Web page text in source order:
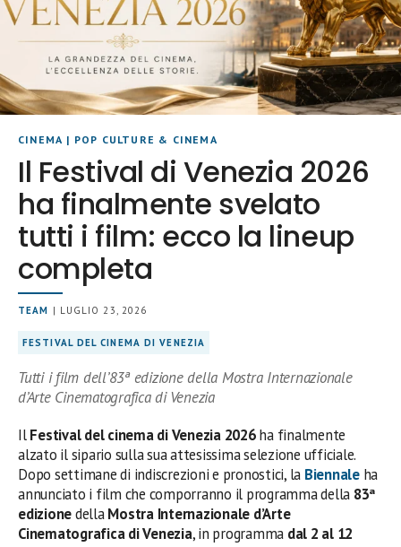
CINEMA | POP CULTURE & CINEMA
Il Festival di Venezia 2026
ha finalmente svelato
tutti i film: ecco la lineup
completa
TEAM | LUGLIO 23, 2026
FESTIVAL DEL CINEMA DI VENEZIA
Tutti i film dell’83ª edizione della Mostra Internazionale
d’Arte Cinematografica di Venezia
IlFestival del cinema di Venezia 2026ha finalmente
alzato il sipario sulla sua attesissima selezione ufficiale.
Dopo settimane di indiscrezioni e pronostici, la Biennaleha
annunciato i film che comporranno il programma della 83ª
edizionedellaMostra Internazionale d’Arte
Cinematografica di Venezia, in programma dal 2 al 12